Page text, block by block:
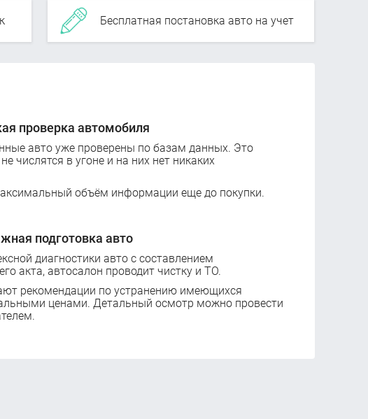
Бесплатная постановка авто на учет
проверка автомобиля
авто уже проверены по базам данных. Это
числятся в угоне и на них нет никаких
объём информации еще до покупки.
подготовка авто
диагностики авто с составлением
акта, автосалон проводит чистку и ТО.
рекомендации по устранению имеющихся
ценами. Детальный осмотр можно провести